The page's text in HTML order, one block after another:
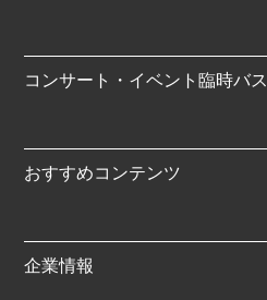
コンサート・イベント臨時バス
おすすめコンテンツ
企業情報